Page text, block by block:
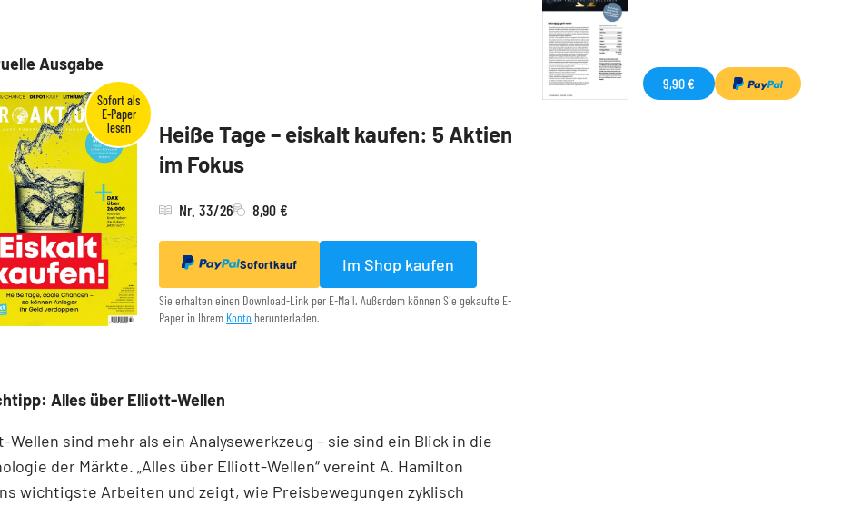
Ausgabe
Heiße Tage – eiskalt kaufen: 5 Aktien
im Fokus
Nr. 33/26 8,90 €
Sofortkauf Im Shop kaufen
Sie erhalten einen Download-Link per E-Mail. Außerdem können Sie gekaufte E-
Paper in Ihrem Konto herunterladen.
Alles über Elliott-Wellen
Wellen sind mehr als ein Analysewerkzeug – sie sind ein Blick in die
der Märkte. „Alles über Elliott-Wellen“ vereint A. Hamilton
wichtigste Arbeiten und zeigt, wie Preisbewegungen zyklisch
9,90 €